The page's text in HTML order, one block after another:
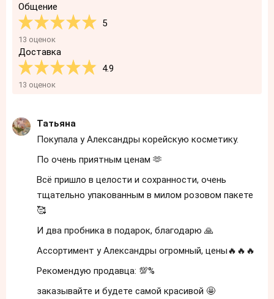
Общение
5
13 оценок
Доставка
4.9
13 оценок
Татьяна
Покупала у Александры корейскую косметику.
По очень приятным ценам 🫶
Всё пришло в целости и сохранности, очень
тщательно упакованным в милом розовом пакете
🥰
И два пробника в подарок, благодарю 🙏
Ассортимент у Александры огромный, цены🔥🔥🔥
Рекомендую продавца: 💯%
заказывайте и будете самой красивой 🤩